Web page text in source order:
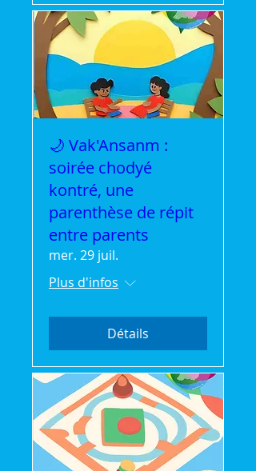
🌙 Vak'Ansanm :
soirée chodyé
kontré, une
parenthèse de répit
entre parents
mer. 29 juil.
Plus d'infos
Détails